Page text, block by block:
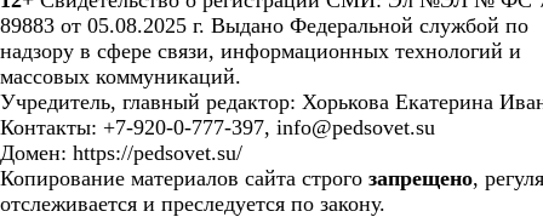
89883 от 05.08.2025 г. Выдано Федеральной службой по
надзору в сфере связи, информационных технологий и
массовых коммуникаций.
Учредитель, главный редактор: Хорькова Екатерина
Контакты: +7-920-0-777-397, info@pedsovet.su
Домен: https://pedsovet.su/
Копирование материалов сайта строго запрещено,
отслеживается и преследуется по закону.